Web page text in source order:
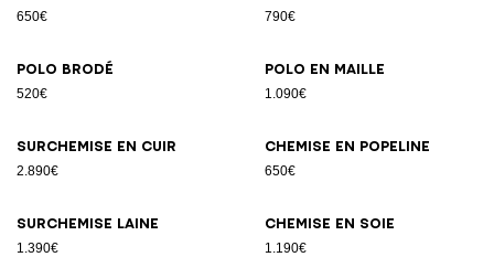
650€ 790€
Polo brodé
520€
Polo en maille
1.090€
Surchemise en cuir
2.890€
Chemise en popeline
650€
Surchemise laine
1.390€
Chemise en soie
1.190€